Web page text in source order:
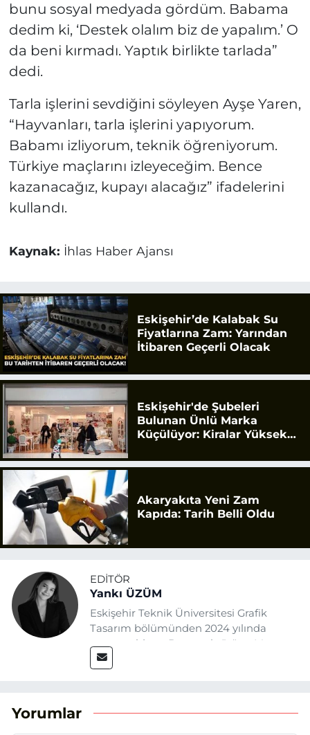
bunu sosyal medyada gördüm. Babama
dedim ki, ‘Destek olalım biz de yapalım.’ O
da beni kırmadı. Yaptık birlikte tarlada”
dedi.
Tarla işlerini sevdiğini söyleyen Ayşe Yaren,
“Hayvanları, tarla işlerini yapıyorum.
Babamı izliyorum, teknik öğreniyorum.
Türkiye maçlarını izleyeceğim. Bence
kazanacağız, kupayı alacağız” ifadelerini
kullandı.
Kaynak: İhlas Haber Ajansı
Eskişehir’de Kalabak Su
Fiyatlarına Zam: Yarından
İtibaren Geçerli Olacak
Eskişehir'de Şubeleri
Bulunan Ünlü Marka
Küçülüyor: Kiralar Yüksek
Akaryakıta Yeni Zam
Kapıda: Tarih Belli Oldu
EDITÖR
Yankı ÜZÜM
Eskişehir Teknik Üniversitesi Grafik
Tasarım bölümünden 2024 yılında
mezun oldum. Basın sektörüne Mayıs
2025’te Eskişehir Haber Ajansı ile adım
Yorumlar